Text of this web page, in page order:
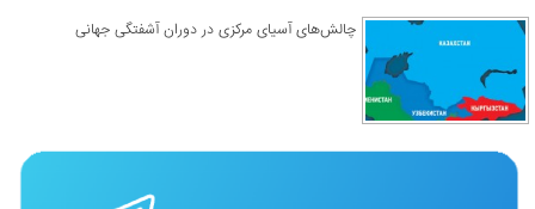
چالش‌های آسیای مرکزی در دوران آشفتگی جهانی